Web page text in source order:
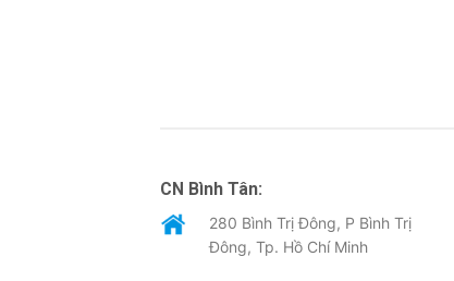
CN Bình Tân:
280 Bình Trị Đông, P Bình Trị
Đông, Tp. Hồ Chí Minh